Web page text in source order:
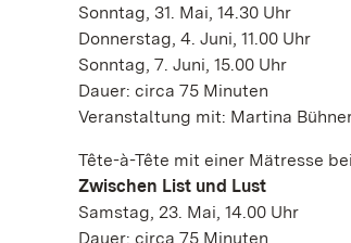
Sonntag, 31. Mai, 14.30 Uhr
Donnerstag, 4. Juni, 11.00 Uhr
Sonntag, 7. Juni, 15.00 Uhr
Dauer: circa 75 Minuten
Veranstaltung mit: Martina
Tête-à-Tête mit einer Mätresse
Zwischen List und Lust
Samstag, 23. Mai, 14.00 Uhr
Dauer: circa 75 Minuten